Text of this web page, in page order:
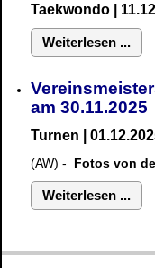
Taekwondo |
Weiterlesen ...
am 30.11.2025
Turnen |
(AW) - Fotos von
Weiterlesen ...